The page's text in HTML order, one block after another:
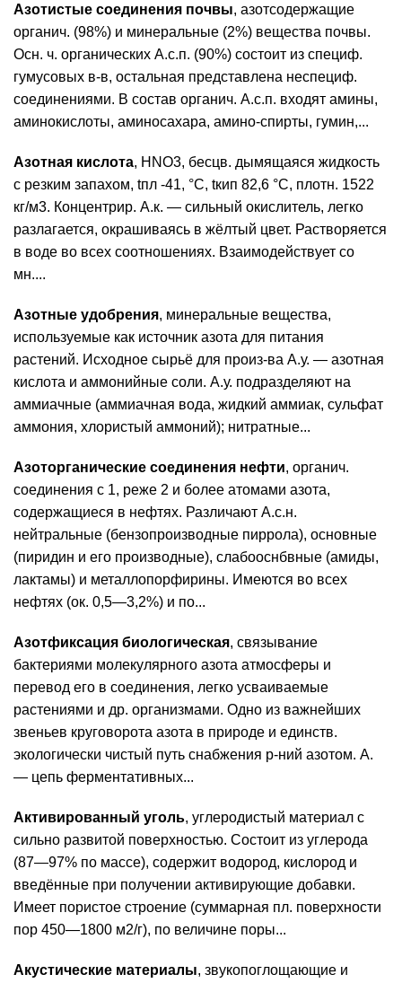
Азотистые соединения почвы, азотсодержащие
органич. (98%) и минеральные (2%) вещества почвы.
Осн. ч. органических А.с.п. (90%) состоит из специф.
гумусовых в-в, остальная представлена неспециф.
соединениями. В состав органич. А.с.п. входят амины,
аминокислоты, аминосахара, амино-спирты, гумин,...
Азотная кислота, HNO3, бесцв. дымящаяся жидкость
с резким запахом, tпл -41, °С, tкип 82,6 °С, плотн. 1522
кг/м3. Концентрир. А.к. — сильный окислитель, легко
разлагается, окрашиваясь в жёлтый цвет. Растворяется
в воде во всех соотношениях. Взаимодействует со
мн....
Азотные удобрения, минеральные вещества,
используемые как источник азота для питания
растений. Исходное сырьё для произ-ва А.у. — азотная
кислота и аммонийные соли. А.у. подразделяют на
аммиачные (аммиачная вода, жидкий аммиак, сульфат
аммония, хлористый аммоний); нитратные...
Азоторганические соединения нефти, органич.
соединения с 1, реже 2 и более атомами азота,
содержащиеся в нефтях. Различают А.с.н.
нейтральные (бензопроизводные пиррола), основные
(пиридин и его производные), слабооснбвные (амиды,
лактамы) и металлопорфирины. Имеются во всех
нефтях (ок. 0,5—3,2%) и по...
Азотфиксация биологическая, связывание
бактериями молекулярного азота атмосферы и
перевод его в соединения, легко усваиваемые
растениями и др. организмами. Одно из важнейших
звеньев круговорота азота в природе и единств.
экологически чистый путь снабжения р-ний азотом. А.
— цепь ферментативных...
Активированный уголь, углеродистый материал с
сильно развитой поверхностью. Состоит из углерода
(87—97% по массе), содержит водород, кислород и
введённые при получении активирующие добавки.
Имеет пористое строение (суммарная пл. поверхности
пор 450—1800 м2/г), по величине поры...
Акустические материалы, звукопоглощающие и